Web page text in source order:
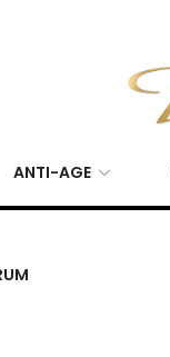
ANTI-AGE